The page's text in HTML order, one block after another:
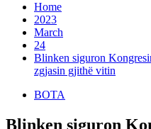
Home
2023
March
24
Blinken siguron
zgjasin gjithë vitin
BOTA
Blinken siguron